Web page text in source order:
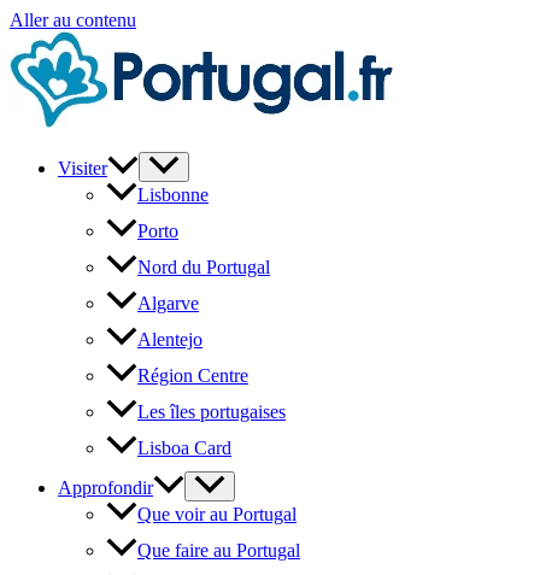
Aller au contenu
Visiter
Lisbonne
Porto
Nord du Portugal
Algarve
Alentejo
Région Centre
Les îles portugaises
Lisboa Card
Approfondir
Que voir au Portugal
Que faire au Portugal